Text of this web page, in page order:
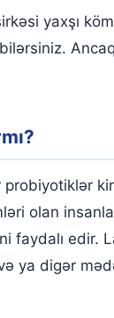
yaxşı
olan
faydalı
ya digər